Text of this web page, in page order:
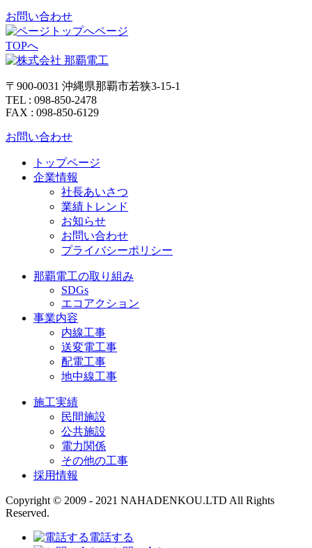
お問い合わせ
ページ
TOPへ
〒900-0031 沖縄県那覇市若狭3-15-1
TEL : 098-850-2478
FAX : 098-850-6129
お問い合わせ
トップページ
企業情報
社長あいさつ
業績トレンド
お知らせ
お問い合わせ
プライバシーポリシー
那覇電工の取り組み
SDGs
エコアクション
事業内容
内線工事
送変電工事
配電工事
地中線工事
施工実績
民間施設
公共施設
電力関係
その他の工事
採用情報
Copyright © 2009 - 2021 NAHADENKOU.LTD All Rights
Reserved.
電話する